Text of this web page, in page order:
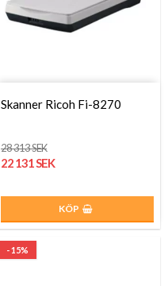
Skanner Ricoh Fi-8270
28 313 SEK
22 131 SEK
KÖP
- 15%